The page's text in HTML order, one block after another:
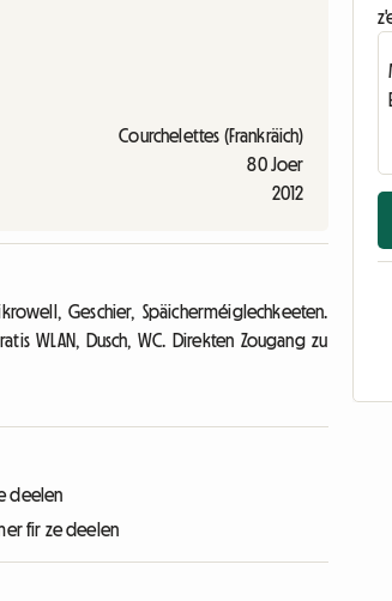
Courchelettes (Frankräich)
80 Joer
2012
Geschier, Späicherméiglechkeeten.
WLAN, Dusch, WC. Direkten Zougang zu
deelen
fir ze deelen